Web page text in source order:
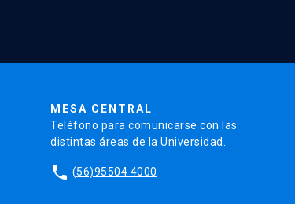
MESA CENTRAL
Teléfono para comunicarse con las
distintas áreas de la Universidad.
phone (56)95504 4000